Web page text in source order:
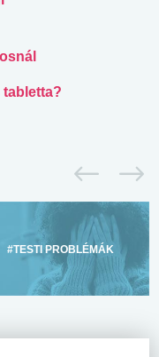
tabletta?
#TESTI PROBLÉMÁK